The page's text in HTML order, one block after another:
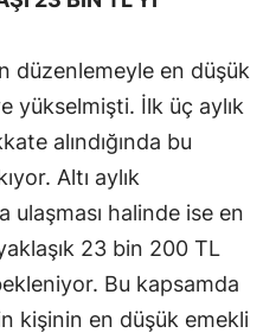
Tekirdağ
Tokat
Trabzon
Tunceli
Uşak
düzenlemeyle en düşük
yükselmişti. İlk üç aylık
alındığında bu
Altı aylık
ulaşması halinde ise en
23 bin 200 TL
Bu kapsamda
kişinin en düşük emekli